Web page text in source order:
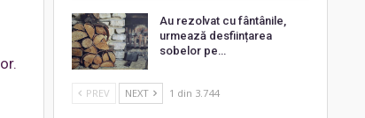
Au rezolvat cu fântânile,
urmează desființarea
sobelor pe…
PREV NEXT 1 din 3.744